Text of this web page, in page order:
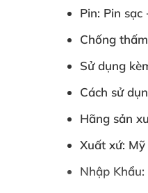
Pin: Pin
Chống
Sử dụng
Cách sử
Hãng sản
Xuất xứ: Mỹ
Nhập